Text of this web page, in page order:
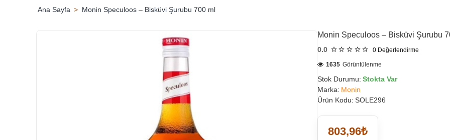
Monin Speculoos – Bisküvi Şurubu 700 ml
Monin Speculoos – Bisküvi Şurubu
0.0 0 Değerlendirme
Stok Durumu: Stokta Var
Marka: Monin
Ürün Kodu: SOLE296
1635 Görüntülenme
803,96₺